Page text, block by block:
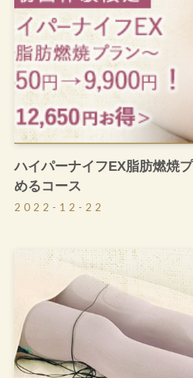
ハイパーナイフEX脂肪燃焼
めるコース
2022-12-22